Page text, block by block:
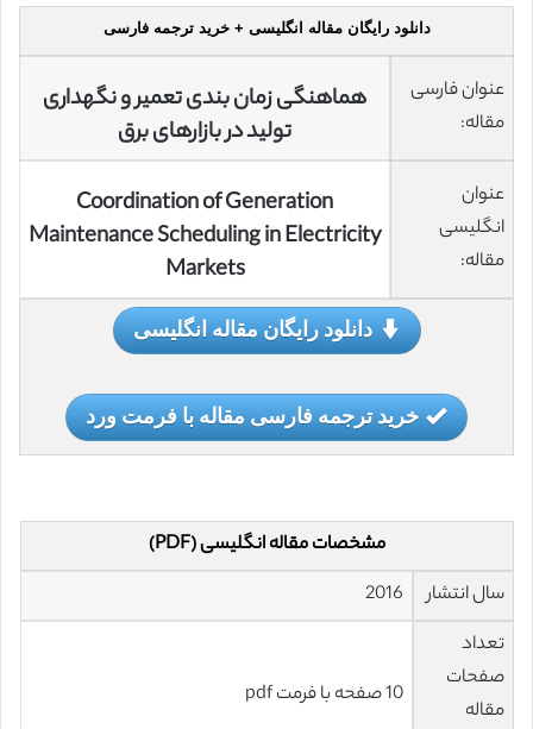
دانلود رایگان مقاله انگلیسی + خرید ترجمه فارسی
عنوان فارسی
مقاله:
هماهنگی زمان بندی تعمیر و نگهداری
تولید در بازارهای برق
عنوان
انگلیسی
مقاله:
Coordination of Generation
Maintenance Scheduling in Electricity
Markets
دانلود رایگان مقاله انگلیسی
خرید ترجمه فارسی مقاله با فرمت ورد
مشخصات مقاله انگلیسی (PDF)
سال انتشار
2016
تعداد
صفحات
مقاله
10 صفحه با فرمت pdf